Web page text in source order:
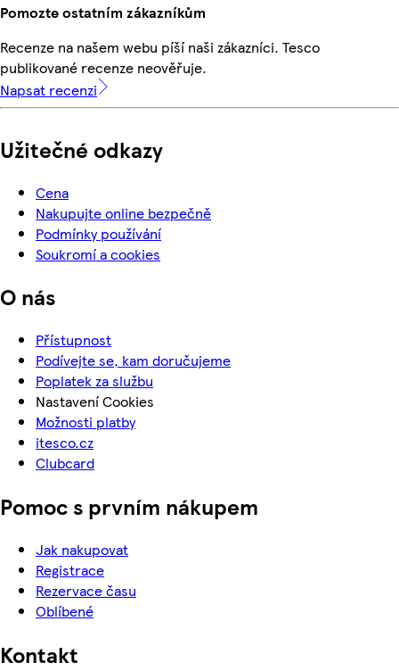
Pomozte ostatním zákazníkům
Recenze na našem webu píší naši zákazníci. Tesco
publikované recenze neověřuje.
Napsat recenzi
Užitečné odkazy
Cena
Nakupujte online bezpečně
Podmínky používání
Soukromí a cookies
O nás
Přístupnost
Podívejte se, kam doručujeme
Poplatek za službu
Nastavení Cookies
Možnosti platby
itesco.cz
Clubcard
Pomoc s prvním nákupem
Jak nakupovat
Registrace
Rezervace času
Oblíbené
Kontakt